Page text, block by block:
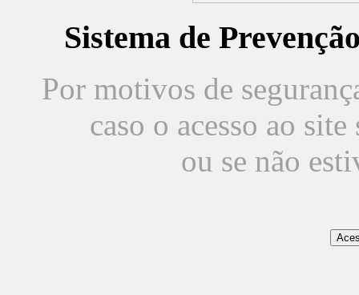
Sistema de
Por motivos de
caso o acesso ao
ou se não